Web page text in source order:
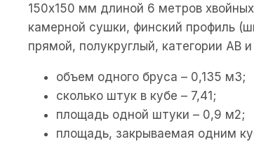
150х150 мм длиной 6 метров
камерной сушки, финский профиль
прямой, полукруглый, категории АВ
объем одного бруса – 0,135 м3;
сколько штук в кубе – 7,41;
площадь одной штуки – 0,9 м2;
площадь, закрываемая одним